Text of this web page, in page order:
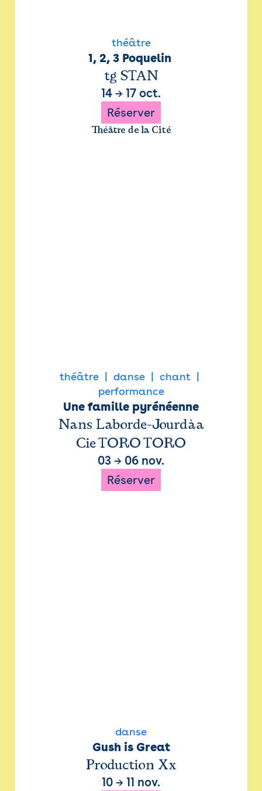
théâtre
1, 2, 3 Poquelin
tg STAN
14 → 17 oct.
Réserver
Théâtre de la Cité
théâtre danse
chant
performance
Une famille pyrénéenne
Nans Laborde-Jourdàa
Cie TORO TORO
03 → 06 nov.
Réserver
danse
Gush is Great
Production Xx
10 → 11 nov.